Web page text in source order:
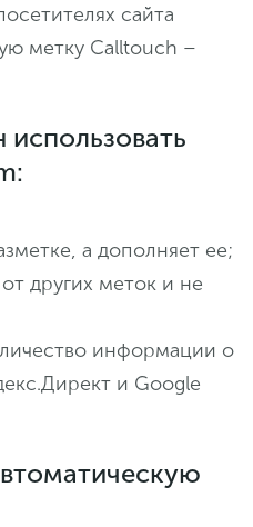
сайта
метку Calltouch –
а дополняет ее;
других меток и не
информации о
и Google